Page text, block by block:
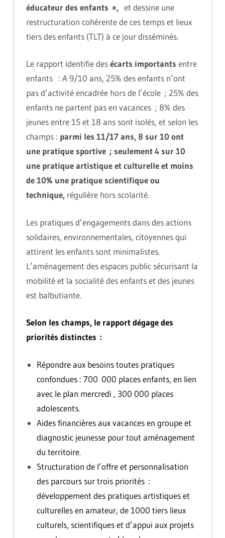
éducateur des enfants », et dessine une
restructuration cohérente de ces temps et lieux
tiers des enfants (TLT) à ce jour disséminés.
Le rapport identifie desécarts importants entre
enfants : A 9/10 ans, 25% des enfants n’ont
pas d’activité encadrée hors de l’école ; 25% des
enfants ne partent pas en vacances ; 8% des
jeunes entre 15 et 18 ans sont isolés, et selon les
champs : parmi les 11/17 ans, 8 sur 10 ont
une pratique sportive ; seulement 4 sur 10
une pratique artistique et culturelle et moins
de 10% une pratique scientifique ou
technique, régulière hors scolarité.
Les pratiques d’engagements dans des actions
solidaires, environnementales, citoyennes qui
attirent les enfants sont minimalistes.
L’aménagement des espaces public sécurisant la
mobilité et la socialité des enfants et des jeunes
est balbutiante.
Selon les champs, le rapport dégage des
priorités distinctes :
Répondre aux besoins toutes pratiques
confondues : 700 000 places enfants, en lien
avec le plan mercredi , 300 000 places
adolescents.
Aides financières aux vacances en groupe et
diagnostic jeunesse pour tout aménagement
du territoire.
Structuration de l’offre et personnalisation
des parcours sur trois priorités :
développement des pratiques artistiques et
culturelles en amateur, de 1000 tiers lieux
culturels, scientifiques et d’appui aux projets